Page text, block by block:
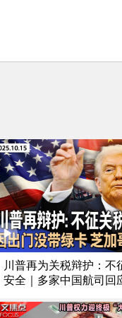
川普再为关税辩护：不
安全｜多家中国航司回
川普内阁指责中国经济